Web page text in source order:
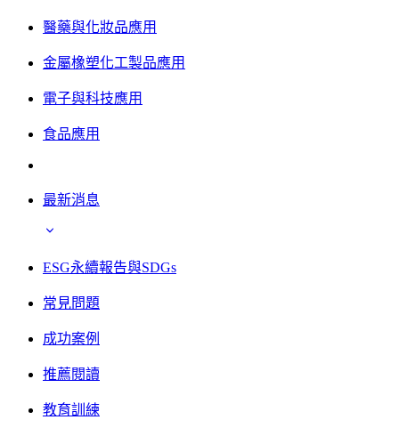
醫藥與化妝品應用
金屬橡塑化工製品應用
電子與科技應用
食品應用
最新消息
ESG永續報告與SDGs
常見問題
成功案例
推薦閱讀
教育訓練